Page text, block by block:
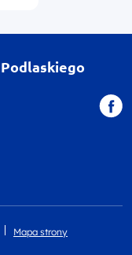
Mapa strony